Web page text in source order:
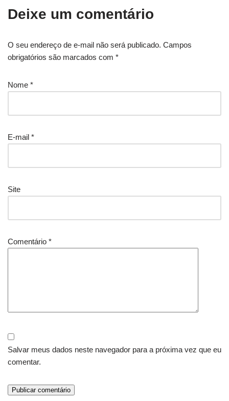
Deixe um comentário
O seu endereço de e-mail não será publicado. Campos
obrigatórios são marcados com *
Nome *
E-mail *
Site
Comentário *
Salvar meus dados neste navegador para a próxima vez que eu
comentar.